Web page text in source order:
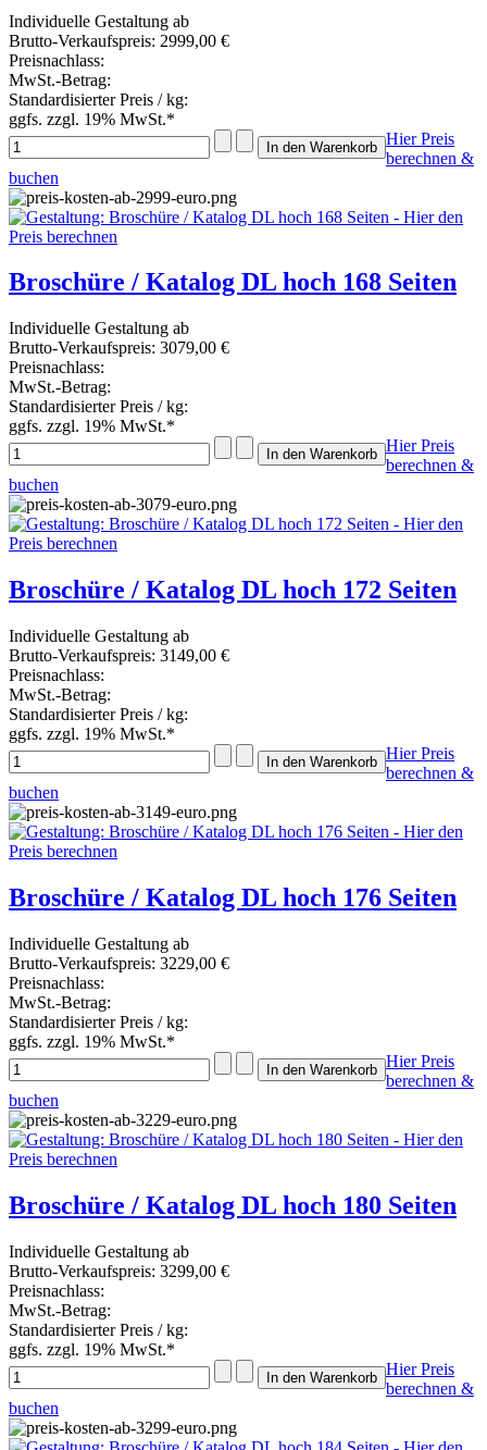
Individuelle Gestaltung ab
Brutto-Verkaufspreis: 2999,00 €
Preisnachlass:
MwSt.-Betrag:
Standardisierter Preis / kg:
ggfs. zzgl. 19% MwSt.*
Hier Preis
berechnen &
buchen
Broschüre / Katalog DL hoch 168 Seiten
Individuelle Gestaltung ab
Brutto-Verkaufspreis: 3079,00 €
Preisnachlass:
MwSt.-Betrag:
Standardisierter Preis / kg:
ggfs. zzgl. 19% MwSt.*
Hier Preis
berechnen &
buchen
Broschüre / Katalog DL hoch 172 Seiten
Individuelle Gestaltung ab
Brutto-Verkaufspreis: 3149,00 €
Preisnachlass:
MwSt.-Betrag:
Standardisierter Preis / kg:
ggfs. zzgl. 19% MwSt.*
Hier Preis
berechnen &
buchen
Broschüre / Katalog DL hoch 176 Seiten
Individuelle Gestaltung ab
Brutto-Verkaufspreis: 3229,00 €
Preisnachlass:
MwSt.-Betrag:
Standardisierter Preis / kg:
ggfs. zzgl. 19% MwSt.*
Hier Preis
berechnen &
buchen
Broschüre / Katalog DL hoch 180 Seiten
Individuelle Gestaltung ab
Brutto-Verkaufspreis: 3299,00 €
Preisnachlass:
MwSt.-Betrag:
Standardisierter Preis / kg:
ggfs. zzgl. 19% MwSt.*
Hier Preis
berechnen &
buchen